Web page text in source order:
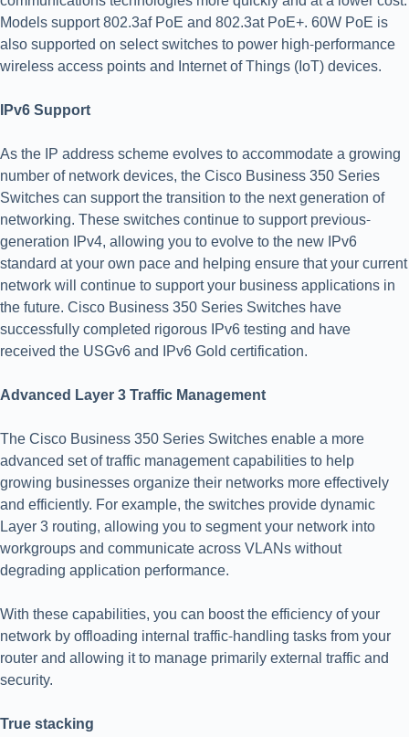
Models support 802.3af PoE and 802.3at PoE+. 60W PoE is
also supported on select switches to power high-performance
wireless access points and Internet of Things (IoT) devices.
IPv6 Support
As the IP address scheme evolves to accommodate a growing
number of network devices, the Cisco Business 350 Series
Switches can support the transition to the next generation of
networking. These switches continue to support previous-
generation IPv4, allowing you to evolve to the new IPv6
standard at your own pace and helping ensure that your current
network will continue to support your business applications in
the future. Cisco Business 350 Series Switches have
successfully completed rigorous IPv6 testing and have
received the USGv6 and IPv6 Gold certification.
Advanced Layer 3 Traffic Management
The Cisco Business 350 Series Switches enable a more
advanced set of traffic management capabilities to help
growing businesses organize their networks more effectively
and efficiently. For example, the switches provide dynamic
Layer 3 routing, allowing you to segment your network into
workgroups and communicate across VLANs without
degrading application performance.
With these capabilities, you can boost the efficiency of your
network by offloading internal traffic-handling tasks from your
router and allowing it to manage primarily external traffic and
security.
True stacking